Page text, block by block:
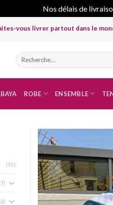
Nos délais de
livrer partout dans le monde avec
Recherche
pour :
ROBE ENSEMBLE
(91)